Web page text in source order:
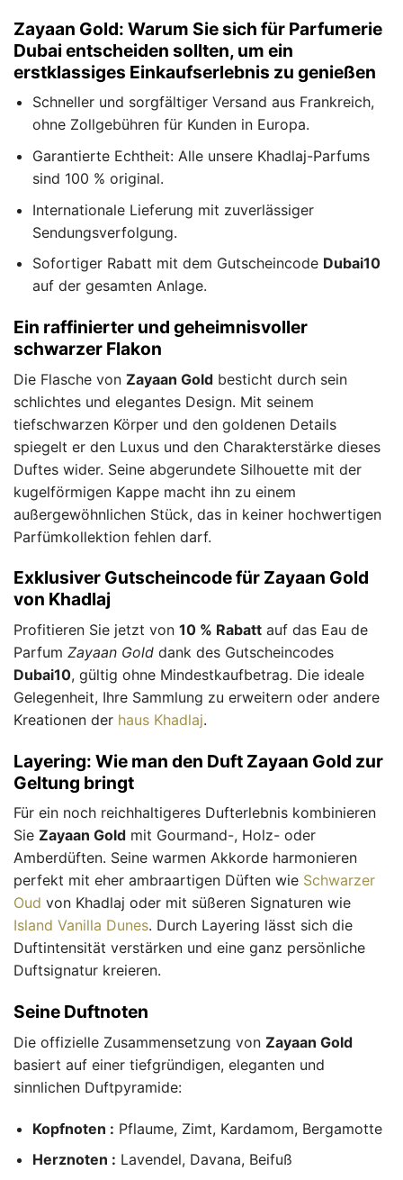
Zayaan Gold: Warum Sie sich für Parfumerie
Dubai entscheiden sollten, um ein
erstklassiges Einkaufserlebnis zu genießen
Schneller und sorgfältiger Versand aus Frankreich,
ohne Zollgebühren für Kunden in Europa.
Garantierte Echtheit: Alle unsere Khadlaj-Parfums
sind 100 % original.
Internationale Lieferung mit zuverlässiger
Sendungsverfolgung.
Sofortiger Rabatt mit dem Gutscheincode Dubai10
auf der gesamten Anlage.
Ein raffinierter und geheimnisvoller
schwarzer Flakon
Die Flasche von Zayaan Gold besticht durch sein
schlichtes und elegantes Design. Mit seinem
tiefschwarzen Körper und den goldenen Details
spiegelt er den Luxus und den Charakterstärke dieses
Duftes wider. Seine abgerundete Silhouette mit der
kugelförmigen Kappe macht ihn zu einem
außergewöhnlichen Stück, das in keiner hochwertigen
Parfümkollektion fehlen darf.
Exklusiver Gutscheincode für Zayaan Gold
von Khadlaj
Profitieren Sie jetzt von 10 % Rabatt auf das Eau de
Parfum Zayaan Gold dank des Gutscheincodes
Dubai10, gültig ohne Mindestkaufbetrag. Die ideale
Gelegenheit, Ihre Sammlung zu erweitern oder andere
Kreationen der haus Khadlaj.
Layering: Wie man den Duft Zayaan Gold zur
Geltung bringt
Für ein noch reichhaltigeres Dufterlebnis kombinieren
Sie Zayaan Gold mit Gourmand-, Holz- oder
Amberdüften. Seine warmen Akkorde harmonieren
perfekt mit eher ambraartigen Düften wie Schwarzer
Oud von Khadlaj oder mit süßeren Signaturen wie
Island Vanilla Dunes. Durch Layering lässt sich die
Duftintensität verstärken und eine ganz persönliche
Duftsignatur kreieren.
Seine Duftnoten
Die offizielle Zusammensetzung von Zayaan Gold
basiert auf einer tiefgründigen, eleganten und
sinnlichen Duftpyramide:
Kopfnoten : Pflaume, Zimt, Kardamom, Bergamotte
Herznoten : Lavendel, Davana, Beifuß